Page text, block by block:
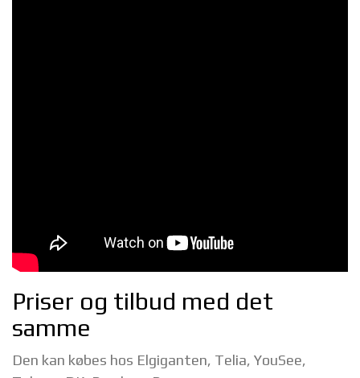
Priser og tilbud med det
samme
Den kan købes hos Elgiganten, Telia, YouSee,